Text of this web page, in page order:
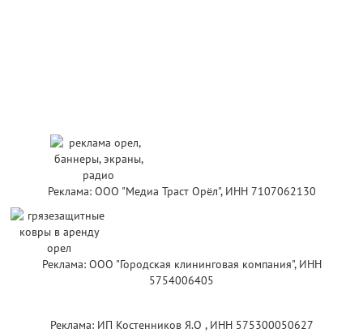
Реклама: ООО "Медиа Траст Орёл", ИНН 7107062130
Реклама: ООО "Городская клининговая компания", ИНН
5754006405
Реклама: ИП Костенников Я.О , ИНН 575300050627